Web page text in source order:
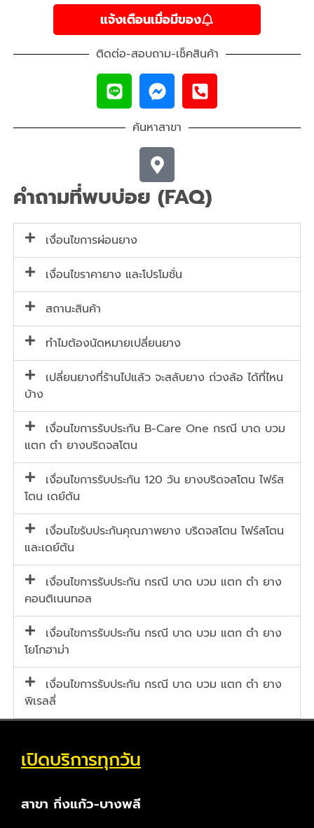
แจ้งเตือนเมื่อมีของ
ติดต่อ-สอบถาม-เช็คสินค้า
ค้นหาสาขา
คำถามที่พบบ่อย (FAQ)
เงื่อนไขการผ่อนยาง
เงื่อนไขราคายาง และโปรโมชั่น
สถานะสินค้า
ทำไมต้องนัดหมายเปลี่ยนยาง
เปลี่ยนยางที่ร้านไปแล้ว จะสลับยาง ถ่วงล้อ ได้ที่ไหน
บ้าง
เงื่อนไขการรับประกัน B-Care One กรณี บาด บวม
แตก ตำ ยางบริดจสโตน
เงื่อนไขการรับประกัน 120 วัน ยางบริดจสโตน ไฟร์ส
โตน เดย์ตัน
เงื่อนไขรับประกันคุณภาพยาง บริดจสโตน ไฟร์สโตน
และเดย์ตัน
เงื่อนไขการรับประกัน กรณี บาด บวม แตก ตำ ยาง
คอนติเนนทอล
เงื่อนไขการรับประกัน กรณี บาด บวม แตก ตำ ยาง
โยโกฮาม่า
เงื่อนไขการรับประกัน กรณี บาด บวม แตก ตำ ยาง
พิเรลลี่
เปิดบริการทุกวัน
สาขา กิ่งแก้ว-บางพลี